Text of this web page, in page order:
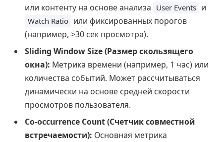
или контенту на основе анализа User Events и
Watch Ratio или фиксированных порогов
(например, >30 сек просмотра).
Sliding Window Size (Размер скользящего
окна): Метрика времени (например, 1 час) или
количества событий. Может рассчитываться
динамически на основе средней скорости
просмотров пользователя.
Co-occurrence Count (Счетчик совместной
встречаемости): Основная метрика